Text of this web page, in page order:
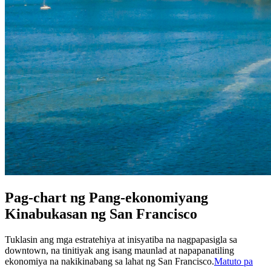
Pag-chart ng Pang-ekonomiyang
Kinabukasan ng San Francisco
Tuklasin ang mga estratehiya at inisyatiba na nagpapasigla sa
downtown, na tinitiyak ang isang maunlad at napapanatiling
ekonomiya na nakikinabang sa lahat ng San Francisco.Matuto pa